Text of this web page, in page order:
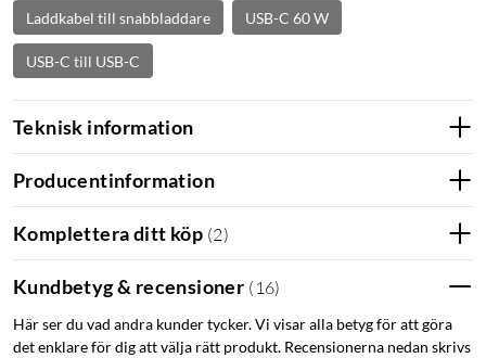
Laddkabel till snabbladdare USB-C 60 W
USB-C till USB-C
Teknisk information
Producentinformation
Komplettera ditt köp (2)
Kundbetyg & recensioner ( 16)
Här ser du vad andra kunder tycker. Vi visar alla betyg för att göra
det enklare för dig att välja rätt produkt. Recensionerna nedan skrivs